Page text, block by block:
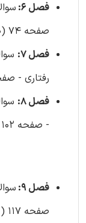
فصل 6:
صفحه 74 (50 سوال)
فصل 7:
رفتاری - صفحه 87 (50
فصل 8:
- صفحه 102 (15 سوال)
فصل 9:
صفحه 117 (31 سوال)